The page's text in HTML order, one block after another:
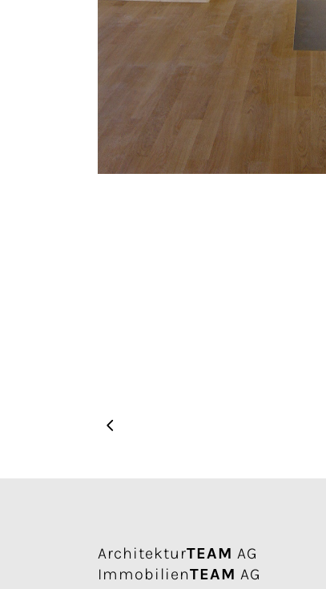
ArchitekturTEAM AG
ImmobilienTEAM AG